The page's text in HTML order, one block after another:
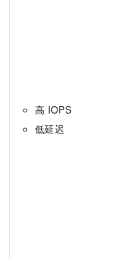
高 IOPS
低延迟